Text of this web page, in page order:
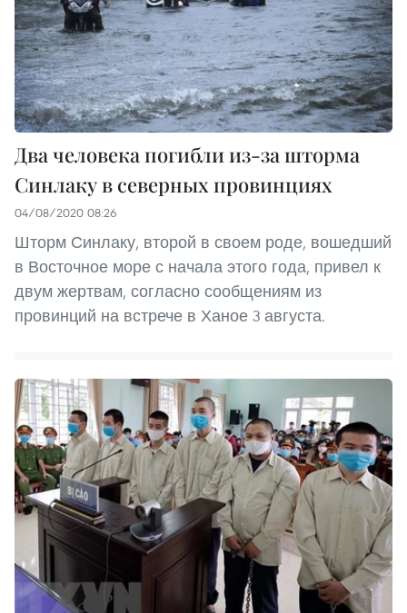
Два человека погибли из-за шторма
Синлаку в северных провинциях
04/08/2020 08:26
Шторм Синлаку, второй в своем роде, вошедший
в Восточное море с начала этого года, привел к
двум жертвам, согласно сообщениям из
провинций на встрече в Ханое 3 августа.